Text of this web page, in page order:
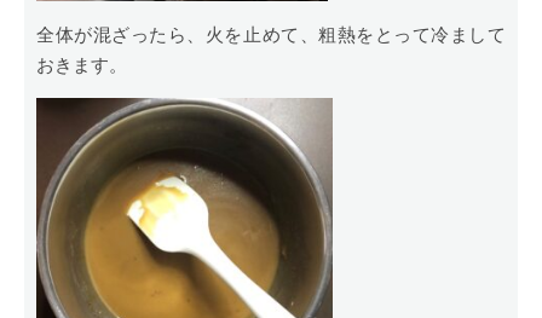
全体が混ざったら、火を止めて、粗熱をとって冷まして
おきます。